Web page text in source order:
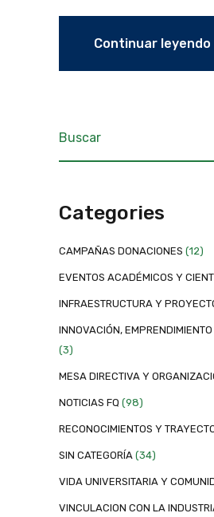
Continuar leyendo
Categories
CAMPAÑAS DONACIONES (12)
EVENTOS ACADÉMICOS Y
INFRAESTRUCTURA Y
INNOVACIÓN,
(3)
MESA DIRECTIVA Y
NOTICIAS FQ (98)
RECONOCIMIENTOS Y
SIN CATEGORÍA (34)
VIDA UNIVERSITARIA Y
VINCULACION CON LA